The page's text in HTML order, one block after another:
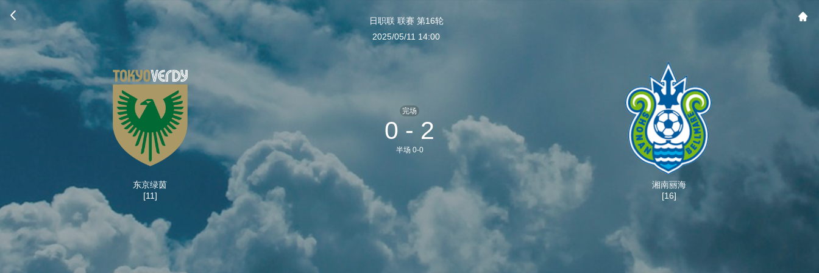
日职联 联赛 第16轮
2025/05/11 14:00
东京绿茵
[11]
完场
0 - 2
半场 0-0
湘南丽海
[16]